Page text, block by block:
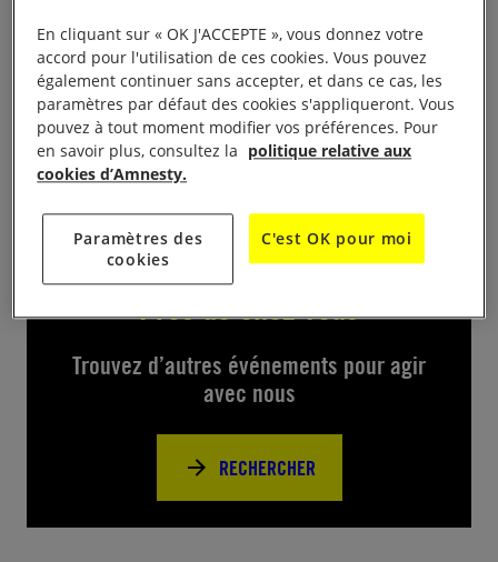
Ouverture des portes à 20h30 et concert à 21h.
Entrée 12 € au profit d’Amnesty.
Réservations:contact@jazzclubmoulinois.fr
Près de chez vous
Trouvez d’autres événements pour agir
avec nous
RECHERCHER
En cliquant sur « OK J'ACCEPTE », vous donnez votre
accord pour l'utilisation de ces cookies. Vous pouvez
également continuer sans accepter, et dans ce cas, les
paramètres par défaut des cookies s'appliqueront. Vous
pouvez à tout moment modifier vos préférences. Pour
en savoir plus, consultez la politique relative aux
cookies d’Amnesty.
Paramètres des
cookies
C'est OK pour moi